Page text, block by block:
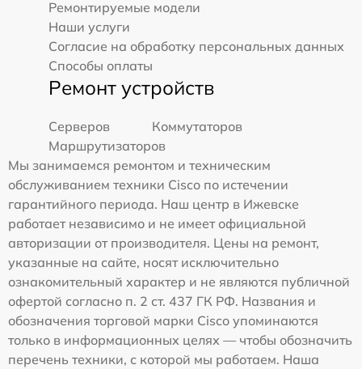
Ремонтируемые модели
Наши услуги
Согласие на обработку персональных данных
Способы оплаты
Ремонт устройств
Серверов
Коммутаторов
Маршрутизаторов
Мы занимаемся ремонтом и техническим
обслуживанием техники Cisco по истечении
гарантийного периода. Наш центр в Ижевске
работает независимо и не имеет официальной
авторизации от производителя. Цены на ремонт,
указанные на сайте, носят исключительно
ознакомительный характер и не являются публичной
офертой согласно п. 2 ст. 437 ГК РФ. Названия и
обозначения торговой марки Cisco упоминаются
только в информационных целях — чтобы обозначить
перечень техники, с которой мы работаем. Наша